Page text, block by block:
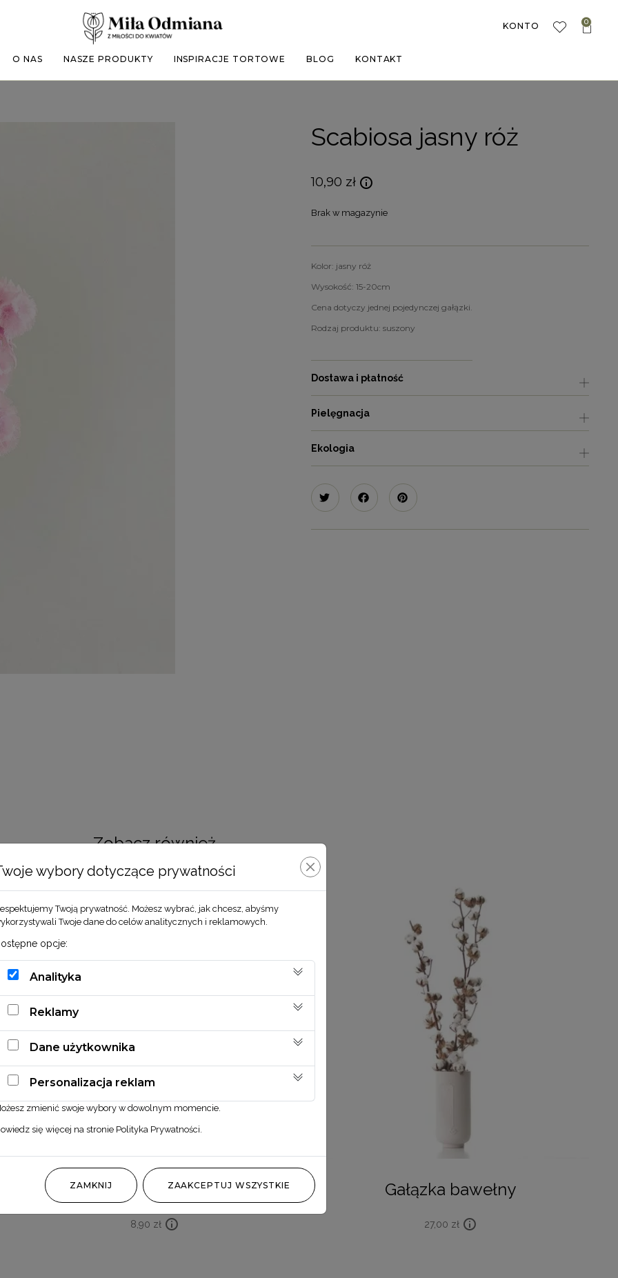
O NAS NASZE PRODUKTY INSPIRACJE TORTOWE BLOG KONTAKT
KONTO 0
Scabiosa jasny róż
10,90 zł
Brak w magazynie
Kolor: jasny róż
Wysokość: 15-20cm
Cena dotyczy jednej pojedynczej gałązki.
Rodzaj produktu: suszony
Dostawa i płatność
Pielęgnacja
Ekologia
Zobacz również
Miskant biały
8,90 zł
Gałązka bawełny
27,00 zł
wybory dotyczące prywatności
Twoją prywatność. Możesz wybrać, jak chcesz, abyśmy
Twoje dane do celów analitycznych i reklamowych.
opcje:
Analityka
Reklamy
Dane użytkownika
Personalizacja reklam
zmienić swoje wybory w dowolnym momencie.
się więcej na stronie Polityka Prywatności.
ZAMKNIJ ZAAKCEPTUJ WSZYSTKIE